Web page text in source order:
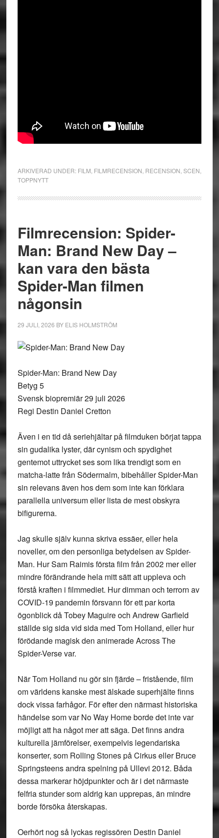
ARKIVERAD UNDER: FILM FILMRECENSION RECENSION SCEN
TOPPNYTT
Filmrecension: Spider-
Man: Brand New Day –
kan vara den bästa
Spider-Man filmen
någonsin
29 JULI, 2026 BY ELIS HOLMSTRÖM
Spider-Man: Brand New Day
Betyg 5
Svensk biopremiär 29 juli 2026
Regi Destin Daniel Cretton
Även i en tid då seriehjältar på filmduken börjat tappa
sin gudalika lyster, där cynism och spydighet
gentemot uttrycket ses som lika trendigt som en
matcha-latte från Södermalm, bibehåller Spider-Man
sin relevans även hos dem som inte kan förklara
parallella universum eller lista de mest obskyra
bifigurerna.
Jag skulle själv kunna skriva essäer, eller hela
noveller, om den personliga betydelsen av Spider-
Man. Hur Sam Raimis första film från 2002 mer eller
mindre förändrande hela mitt sätt att uppleva och
förstå kraften i filmmediet. Hur dimman och terrorn av
COVID-19 pandemin försvann för ett par korta
ögonblick då Tobey Maguire och Andrew Garfield
ställde sig sida vid sida med Tom Holland, eller hur
förödande magisk den animerade Across The
Spider-Verse var.
När Tom Holland nu gör sin fjärde – fristående, film
om världens kanske mest älskade superhjälte finns
dock vissa farhågor. För efter den närmast historiska
händelse som var No Way Home borde det inte var
möjligt att ha något mer att säga. Det finns andra
kulturella jämförelser, exempelvis legendariska
konserter, som Rolling Stones på Cirkus eller Bruce
Springsteens andra spelning på Ullevi 2012. Båda
dessa markerar höjdpunkter och är i det närmaste
felfria stunder som aldrig kan upprepas, än mindre
borde försöka återskapas.
Oerhört nog så lyckas regissören Destin Daniel